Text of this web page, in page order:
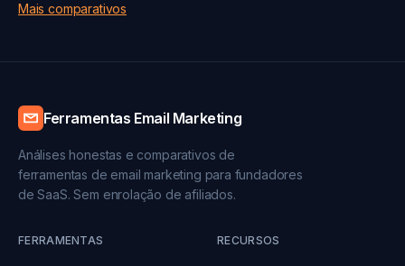
Mais comparativos
Ferramentas Email Marketing
Análises honestas e comparativos de
ferramentas de email marketing para fundadores
de SaaS. Sem enrolação de afiliados.
FERRAMENTAS RECURSOS